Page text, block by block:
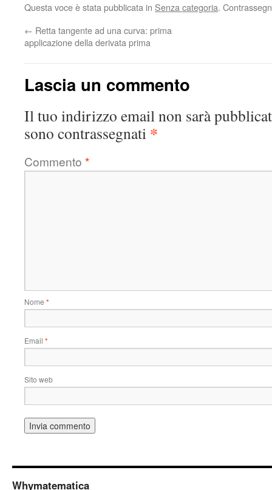
Questa voce è stata pubblicata in Senza categoria.
← Retta tangente ad una curva: prima
applicazione della derivata prima
Lascia un commento
Il tuo indirizzo email non sarà
sono contrassegnati *
Commento *
Nome *
Email *
Sito web
Whymatematica